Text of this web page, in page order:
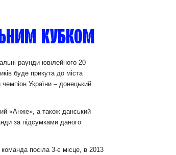
Кубком
раунди ювілейного 20
буде прикута до міста
України – донецький
«Анже», а також данський
за підсумками даного
посіла 3-є місце, в 2013